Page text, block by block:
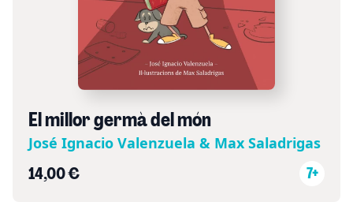
El millor germà del món
José Ignacio Valenzuela & Max Saladrigas
14,00 € 7+